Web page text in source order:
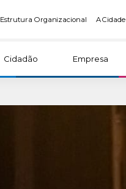
Estrutura Organizacional A Cidade
Cidadão Empresa